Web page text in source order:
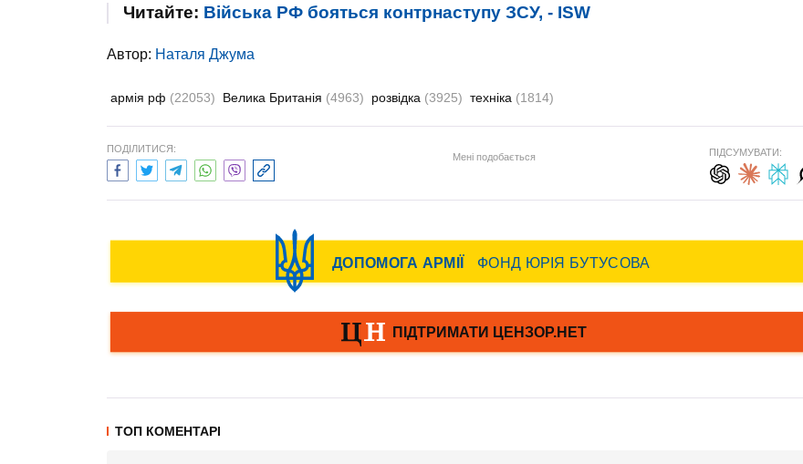
Читайте: Війська РФ бояться контрнаступу ЗСУ, - ISW
Автор: Наталя Джума
армія рф (22053) Велика Британія (4963) розвідка (3925) техніка (1814)
ПОДІЛИТИСЯ:
Мені подобається ПІДСУМУВАТИ:
ТОП КОМЕНТАРІ